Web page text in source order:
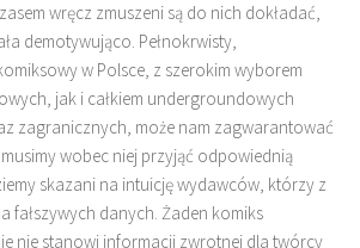
wręcz zmuszeni są do nich dokładać,
demotywująco. Pełnokrwisty,
w Polsce, z szerokim wyborem
jak i całkiem undergroundowych
zagranicznych, może nam zagwarantować
wobec niej przyjąć odpowiednią
skazani na intuicję wydawców, którzy z
fałszywych danych. Żaden komiks
nie stanowi informacji zwrotnej dla twórcy